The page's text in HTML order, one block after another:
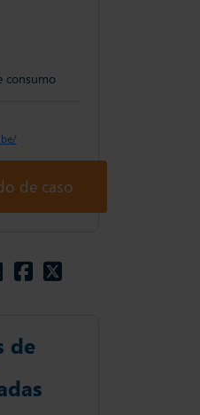
consumo
de caso
Linkedin
Facebook
Twitter
de